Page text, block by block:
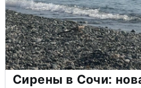
Сирены в Сочи: